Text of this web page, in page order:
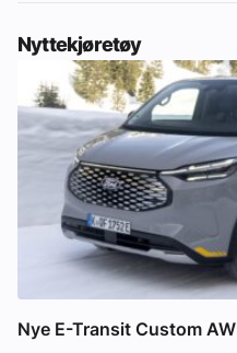
Nyttekjøretøy
Nye E-Transit Custom